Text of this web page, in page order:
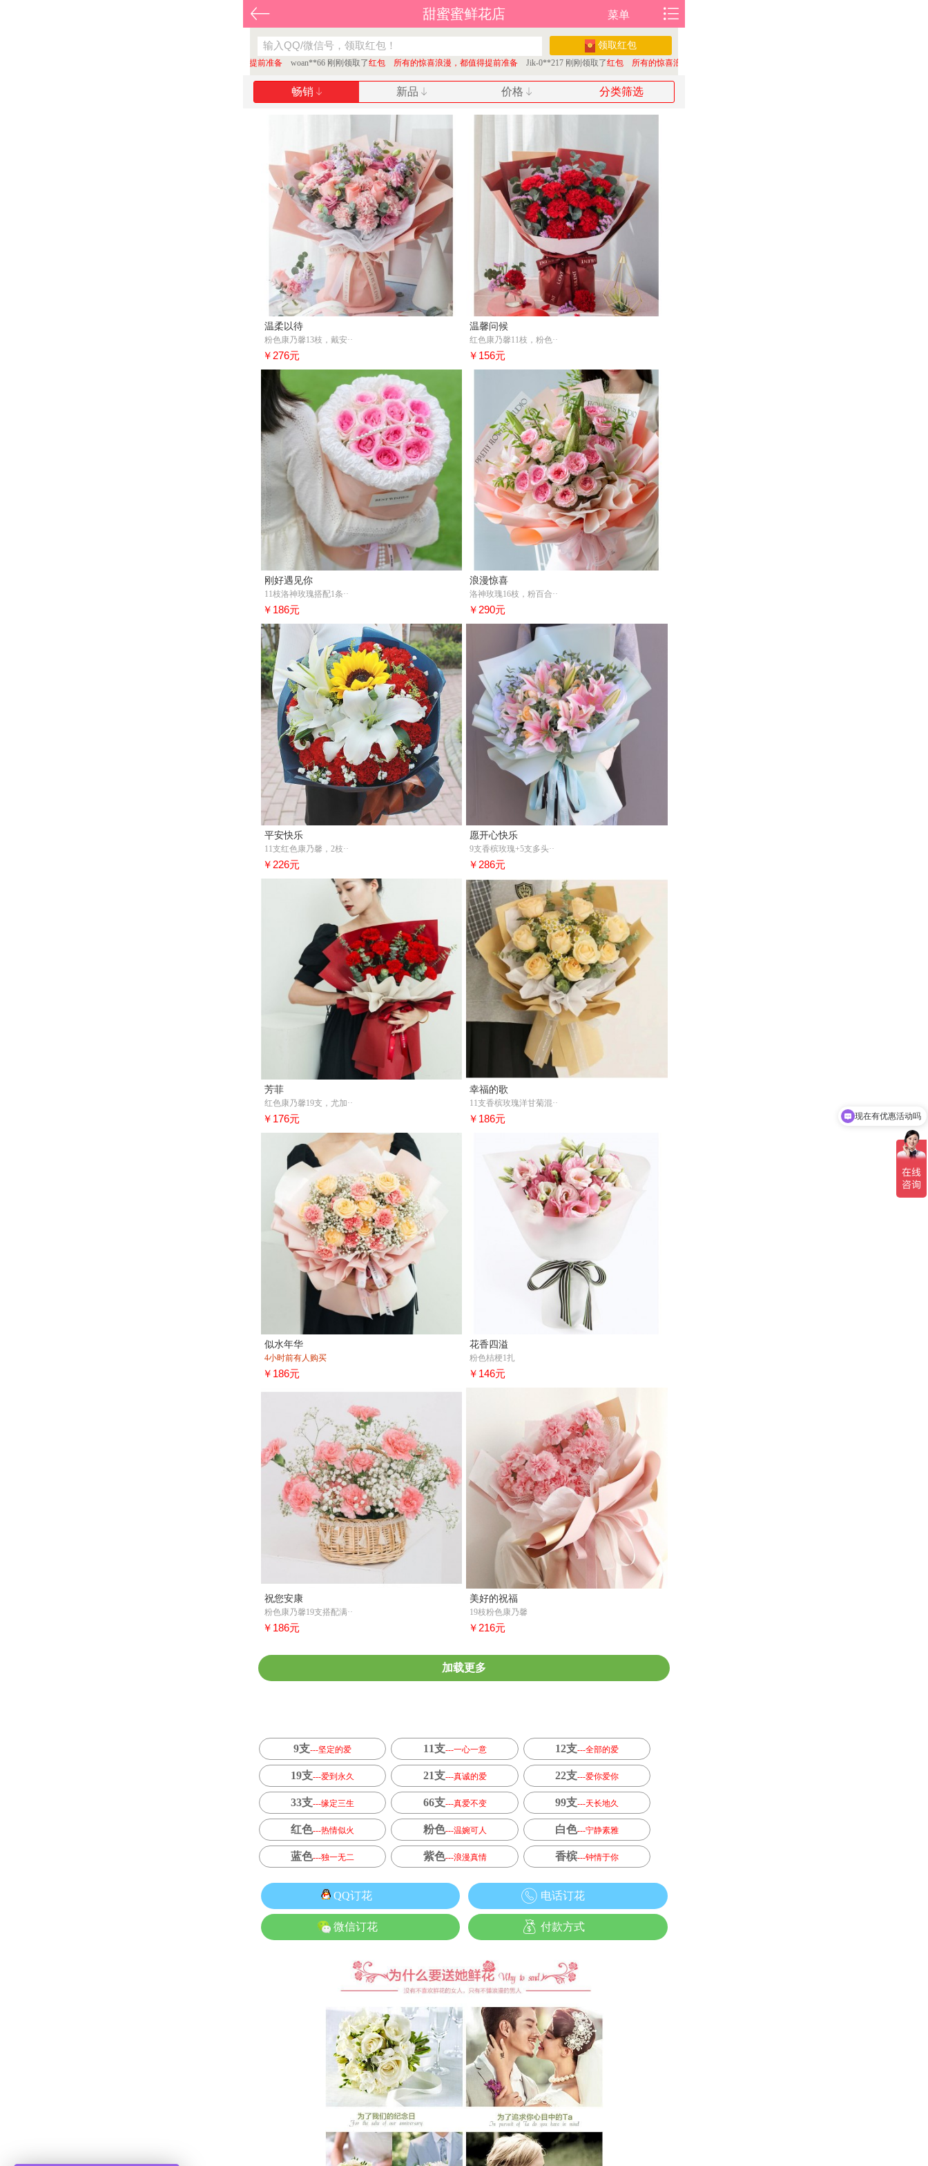
甜蜜蜜鲜花店 菜单
领取红包
红包 所有的惊喜浪漫，都值得提前准备woan**66 刚刚领取了红包 所有的惊喜浪漫，都值得提前准备Jik-0**217 刚刚领取了红包 所有的惊喜浪漫，都值得提前准备
畅销 新品 价格 分类筛选
温柔以待
粉色康乃馨13枝，戴安··
￥276元
温馨问候
红色康乃馨11枝，粉色··
￥156元
刚好遇见你
11枝洛神玫瑰搭配1条··
￥186元
浪漫惊喜
洛神玫瑰16枝，粉百合··
￥290元
平安快乐
11支红色康乃馨，2枝··
￥226元
愿开心快乐
9支香槟玫瑰+5支多头··
￥286元
芳菲
红色康乃馨19支，尤加··
￥176元
幸福的歌
11支香槟玫瑰洋甘菊混··
￥186元
似水年华
4小时前有人购买
￥186元
花香四溢
粉色桔梗1扎
￥146元
祝您安康
粉色康乃馨19支搭配满··
￥186元
美好的祝福
19枝粉色康乃馨
￥216元
加载更多
9支---坚定的爱 11支---一心一意 12支---全部的爱
19支---爱到永久 21支---真诚的爱 22支---爱你爱你
33支---缘定三生 66支---真爱不变 99支---天长地久
红色---热情似火 粉色---温婉可人 白色---宁静素雅
蓝色---独一无二 紫色---浪漫真情 香槟---钟情于你
QQ订花 电话订花
微信订花 付款方式
现在有优惠活动吗